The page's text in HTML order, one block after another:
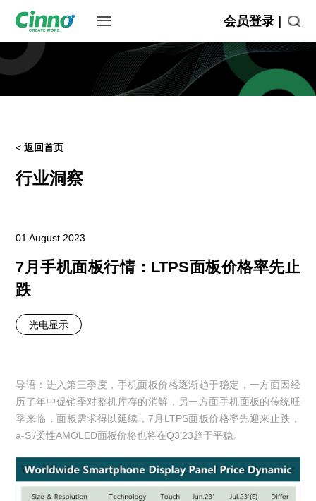
会员登录 |
<返回首页
行业洞察
01 August 2023
7月手机面板行情：LTPS面板价格率先止
跌
光电显示
导语：进入第三季度，手机面板价格逐渐趋于稳定，一方面因经
历了年中促销季对整机库存的消解，另一方面手机面板的传统旺
季来临，面板需求得以延续，7月LTPS面板价格率先迎来止跌，
a-Si/柔性AMOLED面板价格也将在Q3’23趋于平稳。